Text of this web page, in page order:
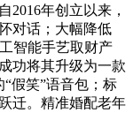
2016年创立以来，
对话；大幅降低
智能手艺取财产
功将其升级为一款
假笑”语音包；标
迁。精准婚配老年